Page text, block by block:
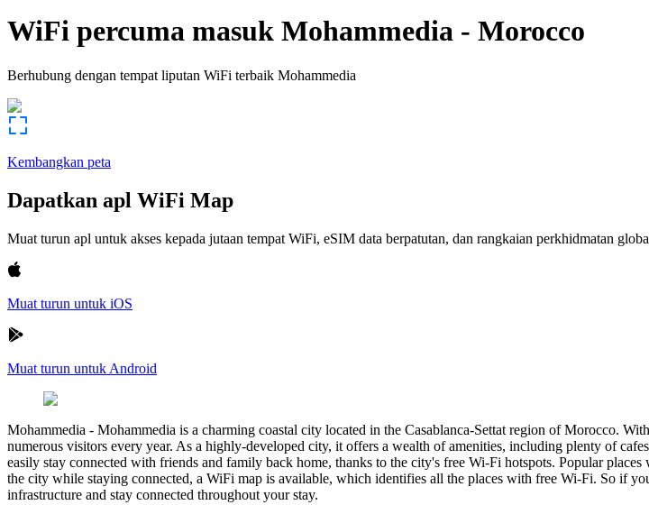
WiFi percuma masuk Mohammedia - Morocco
Berhubung dengan tempat liputan WiFi terbaik Mohammedia
Kembangkan peta
Dapatkan apl WiFi Map
Muat turun apl untuk akses kepada jutaan tempat WiFi, eSIM data berpatutan, dan rangkaian perkhidmatan
Muat turun untuk iOS
Muat turun untuk Android
Mohammedia - Mohammedia is a charming coastal city located in the Casablanca-Settat region of Morocco.
numerous visitors every year. As a highly-developed city, it offers a wealth of amenities, including plenty of
easily stay connected with friends and family back home, thanks to the city's free Wi-Fi hotspots. Popular
the city while staying connected, a WiFi map is available, which identifies all the places with free Wi-Fi. So if
infrastructure and stay connected throughout your stay.